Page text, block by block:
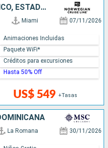
HONDURAS, BELICE, MÉXICO, ESTADOS UNIDOS
Miami 07/11/2026
US$ 549 +Tasas
Animaciones Incluidas
Paquete WiFi*
Créditos para excursiones
Hasta 50% Off
La Romana 30/11/2026